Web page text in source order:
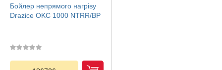
Бойлер непрямого нагріву
Drazice OKC 1000 NTRR/BP